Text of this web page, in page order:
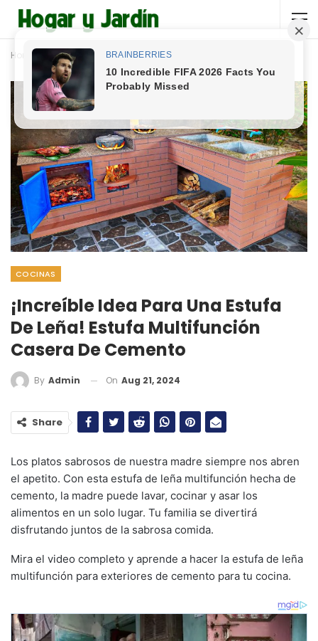
Home Cocinas
COCINAS
¡Increíble Idea Para Una Estufa
De Leña! Estufa Multifunción
Casera De Cemento
By Admin On Aug 21, 2024
Share
Los platos sabrosos de nuestra madre siempre nos abren
el apetito. Con esta estufa de leña multifunción hecha de
cemento, la madre puede lavar, cocinar y asar los
alimentos en un solo lugar. Tu familia se divertirá
disfrutando juntos de la sabrosa comida.
Mira el video completo y aprende a hacer la estufa de leña
multifunción para exteriores de cemento para tu cocina.